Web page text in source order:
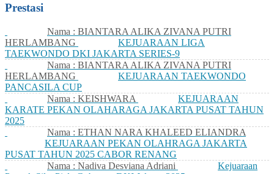
Prestasi
Nama : BIANTARA ALIKA ZIVANA PUTRI
HERLAMBANG
KEJUARAAN LIGA
TAEKWONDO DKI JAKARTA SERIES-9
Nama : BIANTARA ALIKA ZIVANA PUTRI
HERLAMBANG
KEJUARAAN TAEKWONDO
PANCASILA CUP
Nama : KEISHWARA
KEJUARAAN
KARATE PEKAN OLAHARAGA JAKARTA PUSAT TAHUN
2025
Nama : ETHAN NARA KHALEED ELIANDRA
KEJUARAAN PEKAN OLAHRAGA JAKARTA
PUSAT TAHUN 2025 CABOR RENANG
Nama : Nadiva Desviana Adriani
Kejuaraan